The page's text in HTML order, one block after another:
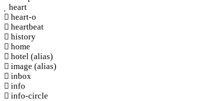
heart
heart-o
heartbeat
history
home
hotel (alias)
image (alias)
inbox
info
info-circle